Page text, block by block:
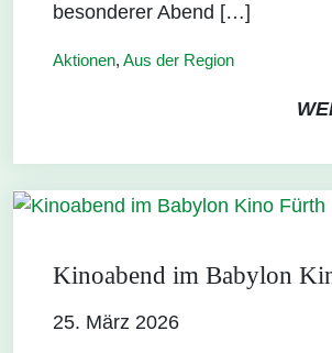
besonderer Abend […]
Aktionen, Aus der Region
Kinoabend im Babylon
25. März 2026